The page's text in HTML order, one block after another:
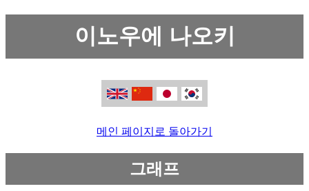
이노우에 나오키
메인 페이지로 돌아가기
그래프